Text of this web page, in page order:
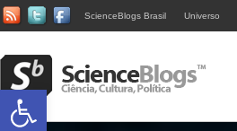
ScienceBlogs Brasil Universo
Abrir a barra de